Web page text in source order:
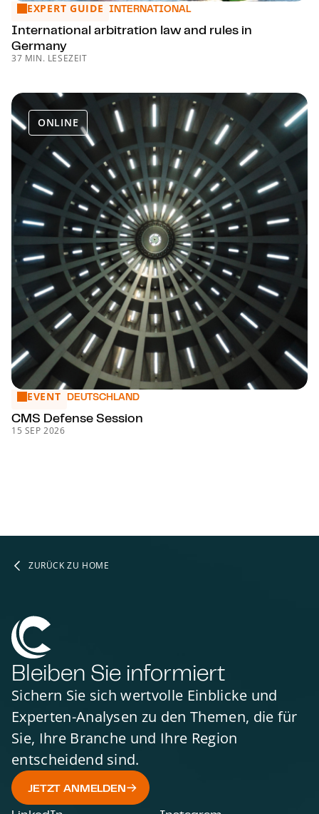
International arbitration law and rules in Germany
EXPERT GUIDE INTERNATIONAL
International arbitration law and rules in
Germany
37 MIN. LESEZEIT
ONLINE
CMS Defense Session
EVENT DEUTSCHLAND
CMS Defense Session
15 SEP 2026
ZURÜCK ZU HOME
Bleiben Sie informiert
Sichern Sie sich wertvolle Einblicke und
Experten-Analysen zu den Themen, die für
Sie, Ihre Branche und Ihre Region
entscheidend sind.
JETZT ANMELDEN